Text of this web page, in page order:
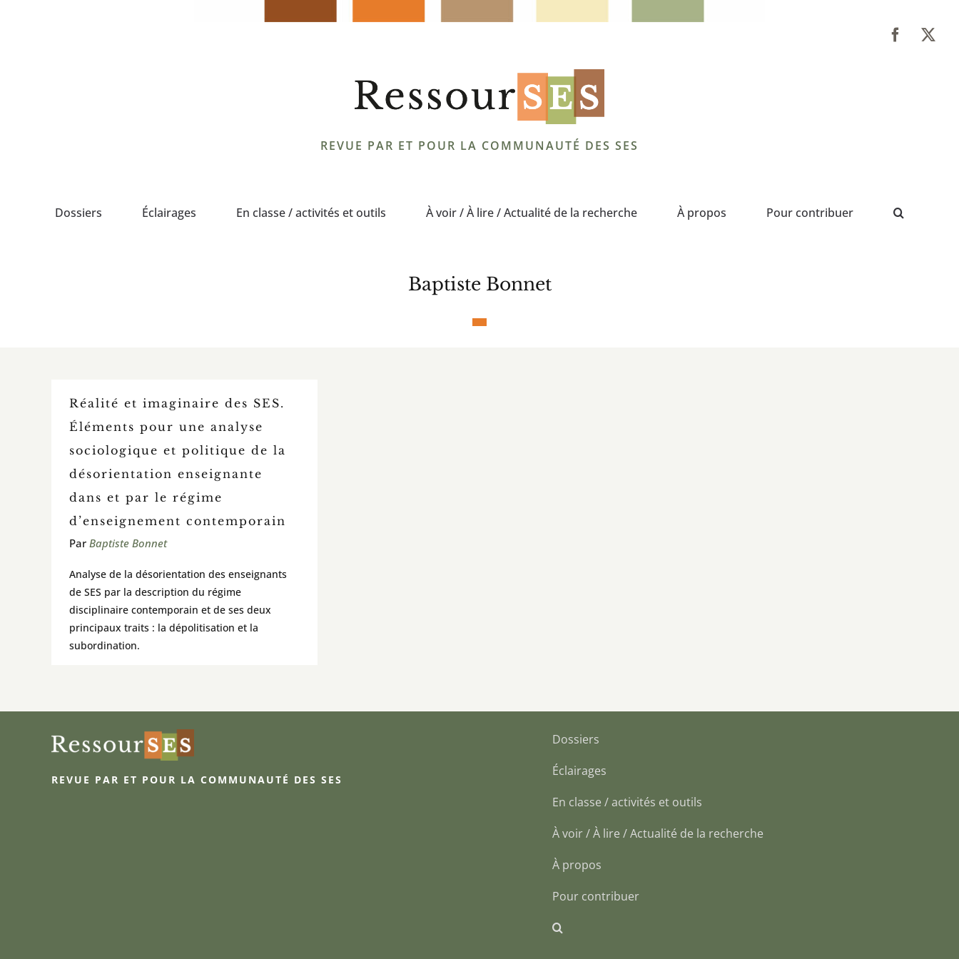
REVUE PAR ET POUR LA COMMUNAUTÉ DES SES
Dossiers Éclairages En classe / activités et outils À voir / À lire / Actualité de la recherche À propos Pour contribuer
Baptiste Bonnet
Réalité et imaginaire des SES.
Éléments pour une analyse
sociologique et politique de la
désorientation enseignante
dans et par le régime
d’enseignement contemporain
Par Baptiste Bonnet
Analyse de la désorientation des enseignants
de SES par la description du régime
disciplinaire contemporain et de ses deux
principaux traits : la dépolitisation et la
subordination.
REVUE PAR ET POUR LA COMMUNAUTÉ DES SES
Dossiers
Éclairages
En classe / activités et outils
À voir / À lire / Actualité de la recherche
À propos
Pour contribuer